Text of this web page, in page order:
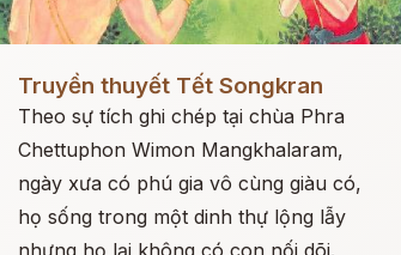
Đọc ngay
Truyền thuyết Tết Songkran
Theo sự tích ghi chép tại chùa Phra
Chettuphon Wimon Mangkhalaram,
ngày xưa có phú gia vô cùng giàu có,
họ sống trong một dinh thự lộng lẫy
nhưng họ lại không có con nối dõi.